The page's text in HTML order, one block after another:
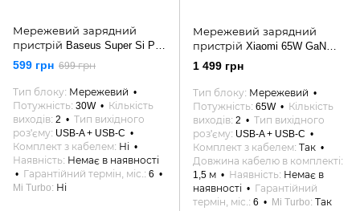
Мережевий зарядний
пристрій Baseus Super Si Pro
Quick Charger USB/Type-C 30W
White (CCSUPP-E02)
599 грн 699 грн
Тип блоку Мережевий
Потужність 30W
Кількість
виходів 2
Тип вихідного
роз'єму USB-A + USB-C
Комплект з кабелем
Ні
Наявність Немає в наявності
Гарантійний термін, міс. 6
Mi Turbo
Ні
Мережевий зарядний
пристрій Xiaomi 65W GaN
Charger Type-A + Type-C
(BHR5515GL)
1 499 грн
Тип блоку Мережевий
Потужність 65W
Кількість
виходів 2
Тип вихідного
роз'єму USB-A + USB-C
Комплект з кабелем Так
Довжина кабелю в комплекті
1,5 м
Наявність Немає в
наявності
Гарантійний
термін, міс. 6 Mi Turbo Так